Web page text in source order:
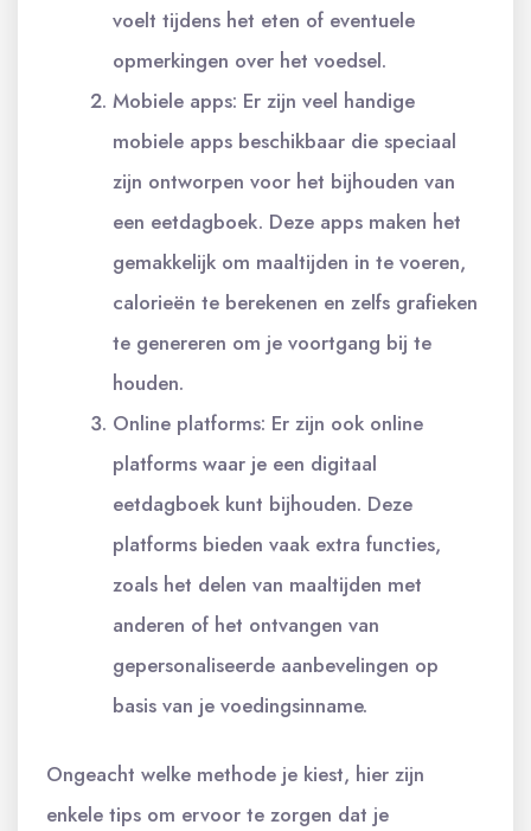
voelt tijdens het eten of eventuele
opmerkingen over het voedsel.
Mobiele apps: Er zijn veel handige
mobiele apps beschikbaar die speciaal
zijn ontworpen voor het bijhouden van
een eetdagboek. Deze apps maken het
gemakkelijk om maaltijden in te voeren,
calorieën te berekenen en zelfs grafieken
te genereren om je voortgang bij te
houden.
Online platforms: Er zijn ook online
platforms waar je een digitaal
eetdagboek kunt bijhouden. Deze
platforms bieden vaak extra functies,
zoals het delen van maaltijden met
anderen of het ontvangen van
gepersonaliseerde aanbevelingen op
basis van je voedingsinname.
Ongeacht welke methode je kiest, hier zijn
enkele tips om ervoor te zorgen dat je